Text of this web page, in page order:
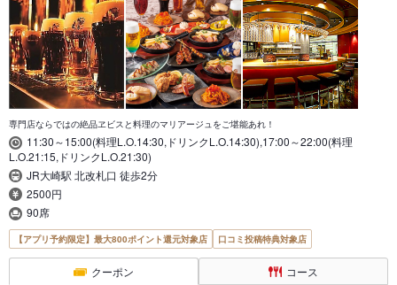
専門店ならではの絶品ヱビスと料理のマリアージュをご堪能あれ！
11:30～15:00(料理L.O.14:30,ドリンクL.O.14:30),17:00～22:00(料理
L.O.21:15,ドリンクL.O.21:30)
JR大崎駅 北改札口 徒歩2分
2500円
90席
【アプリ予約限定】最大800ポイント還元対象店 口コミ投稿特典対象店
クーポン コース